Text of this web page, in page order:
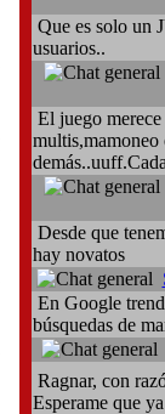
Que es solo un
usuarios..
El juego
multis,mamoneo
Desde que
hay novatos
En Google
búsquedas de
Ragnar, con
Esperame que